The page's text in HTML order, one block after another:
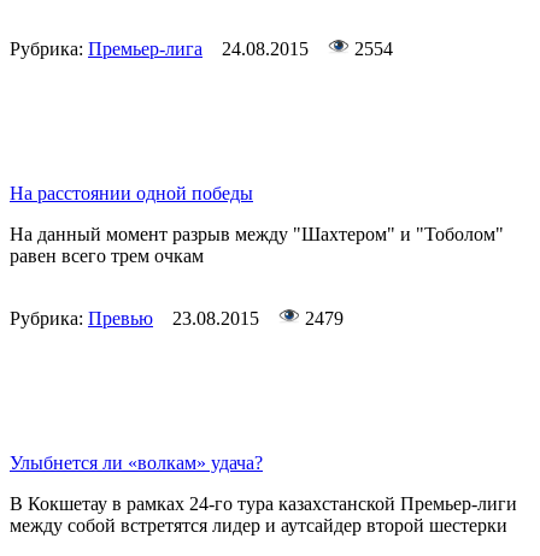
Рубрика: Премьер-лига 24.08.2015 2554
На расстоянии одной победы
На данный момент разрыв между "Шахтером" и "Тоболом"
равен всего трем очкам
Рубрика: Превью 23.08.2015 2479
Улыбнется ли «волкам» удача?
В Кокшетау в рамках 24-го тура казахстанской Премьер-лиги
между собой встретятся лидер и аутсайдер второй шестерки